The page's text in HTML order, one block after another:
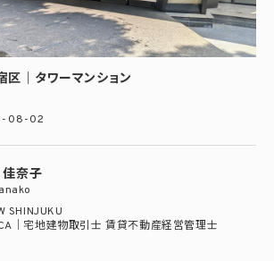
｜タワーマンション
08-02
奈子
SHINJUKU
｜宅地建物取引士 賃貸不動産経営管理士